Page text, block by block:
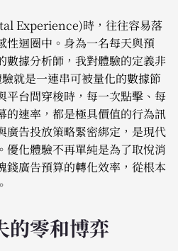
Experience)時，往往容易落
性迴圈中。身為一名每天與預
數據分析師，我對體驗的定義非
就是一連串可被量化的數據節
平台間穿梭時，每一次點擊、每
的速率，都是極具價值的行為訊
廣告投放策略緊密綁定，是現代
優化體驗不再單純是為了取悅消
錢廣告預算的轉化效率，從根本
的零和博弈